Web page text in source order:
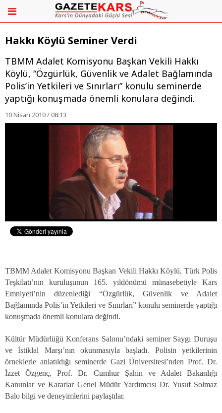
Hakkı Köylü Seminer Verdi
TBMM Adalet Komisyonu Başkan Vekili Hakkı
Köylü, “Özgürlük, Güvenlik ve Adalet Bağlamında
Polis’in Yetkileri ve Sınırları” konulu seminerde
yaptığı konuşmada önemli konulara değindi.
10 Nisan 2010 / 08:13
TBMM Adalet Komisyonu Başkan Vekili Hakkı Köylü, Türk Polis
Teşkilatı’nın kuruluşunun 165. yıldönümü münasebetiyle Kars
Emniyeti’nin düzenlediği “Özgürlük, Güvenlik ve Adalet
Bağlamında Polis’in Yetkileri ve Sınırları” konulu seminerde yaptığı
konuşmada önemli konulara değindi.
Kültür Müdürlüğü Konferans Salonu’ndaki seminer Saygı Duruşu
ve İstiklal Marşı’nın okunmasıyla başladı. Polisin yetkilerinin
örneklerle anlatıldığı seminerde Gazi Üniversitesi’nden Prof. Dr.
İzzet Özgenç, Prof. Dr. Cumhur Şahin ve Adalet Bakanlığı
Kanunlar ve Kararlar Genel Müdür Yardımcısı Dr. Yusuf Solmaz
Balo bilgi ve deneyimlerini paylaştılar.